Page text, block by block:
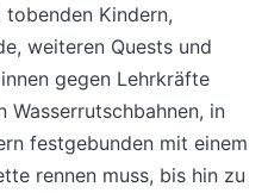
Kindern,
weiteren Quests und
gegen Lehrkräfte
in
festgebunden mit einem
rennen muss, bis hin zu